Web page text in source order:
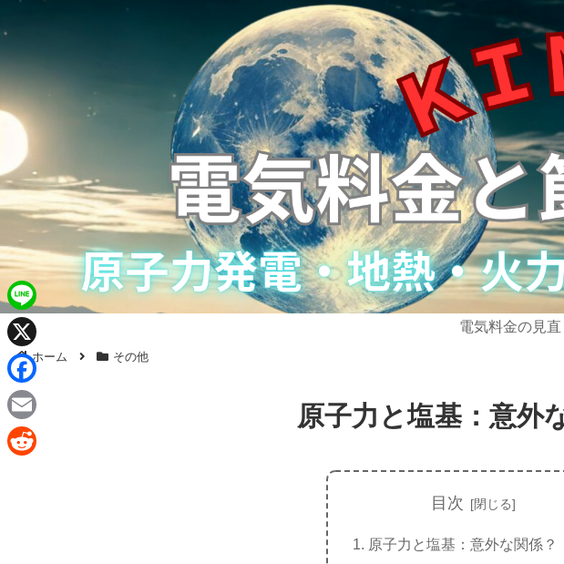
電気料金の見
ホーム その他
原子力と塩基：意外
目次
原子力と塩基：意外な関係？
L
n
e
X
F
a
c
E